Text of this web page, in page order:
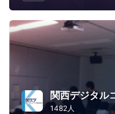
関西デジタル
1482人